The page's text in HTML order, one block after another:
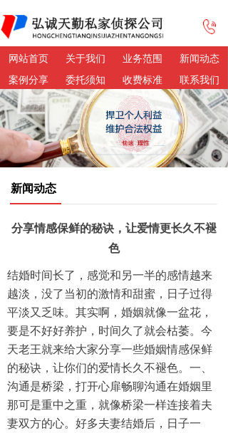
网站首页 关于我们 业务范围
新闻动态
案例分享
委托须知 收费标准 联系我们
分享情感保鲜的秘诀，让爱情更长久不褪
色
结婚时间长了，感觉和另一半的感情越来
越淡，没了当初的激情和甜蜜，日子过得
平淡又乏味。其实啊，婚姻就像一盆花，
要是不好好养护，时间久了就会枯萎。今
天老王就来给大家分享一些婚姻情感保鲜
的秘诀，让你们的爱情长久不褪色。一、
沟通是桥梁，打开心扉畅聊沟通在婚姻里
那可是重中之重，就像桥梁一样连接着夫
妻双方的心。好多夫妻结婚后，日子一
新闻动态